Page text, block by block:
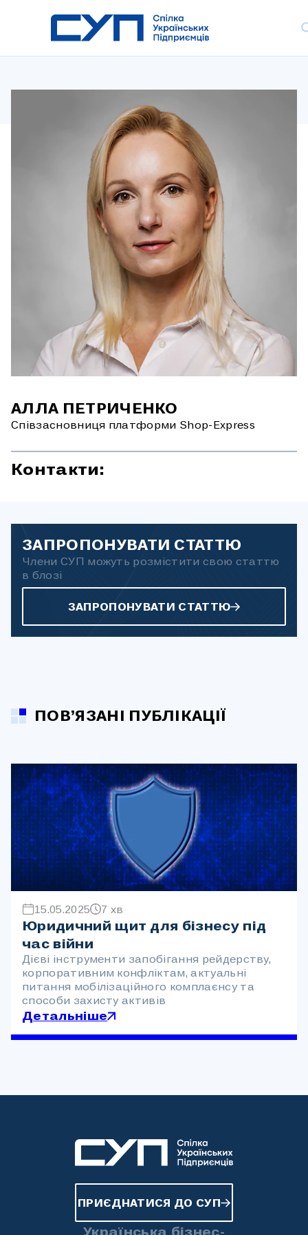
АЛЛА ПЕТРИЧЕНКО
Співзасновниця платформи Shop-Express
Контакти:
ЗАПРОПОНУВАТИ СТАТТЮ
Члени СУП можуть розмістити свою статтю
в блозі
ЗАПРОПОНУВАТИ СТАТТЮ
ПОВ’ЯЗАНІ ПУБЛІКАЦІЇ
15.05.2025 7 хв
Юридичний щит для бізнесу під
час війни
Дієві інструменти запобігання рейдерству,
корпоративним конфліктам, актуальні
питання мобілізаційного комплаєнсу та
способи захисту активів
Детальніше
ПРИЄДНАТИСЯ ДО СУП
Українська бізнес-